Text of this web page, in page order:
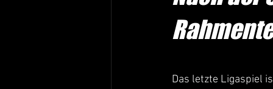
Das letzte Ligaspiel